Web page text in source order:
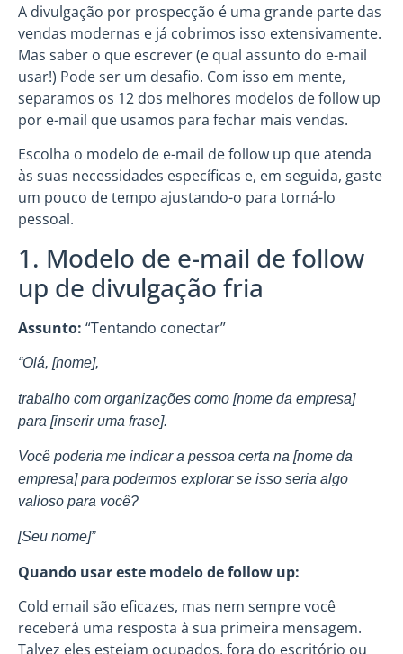
A divulgação por prospecção é uma grande parte das
vendas modernas e já cobrimos isso extensivamente.
Mas saber o que escrever (e qual assunto do e-mail
usar!) Pode ser um desafio. Com isso em mente,
separamos os 12 dos melhores modelos de follow up
por e-mail que usamos para fechar mais vendas.
Escolha o modelo de e-mail de follow up que atenda
às suas necessidades específicas e, em seguida, gaste
um pouco de tempo ajustando-o para torná-lo
pessoal.
1. Modelo de e-mail de follow
up de divulgação fria
Assunto: “Tentando conectar”
“Olá, [nome],
trabalho com organizações como [nome da empresa]
para [inserir uma frase].
Você poderia me indicar a pessoa certa na [nome da
empresa] para podermos explorar se isso seria algo
valioso para você?
[Seu nome]”
Quando usar este modelo de follow up:
Cold email são eficazes, mas nem sempre você
receberá uma resposta à sua primeira mensagem.
Talvez eles estejam ocupados, fora do escritório ou